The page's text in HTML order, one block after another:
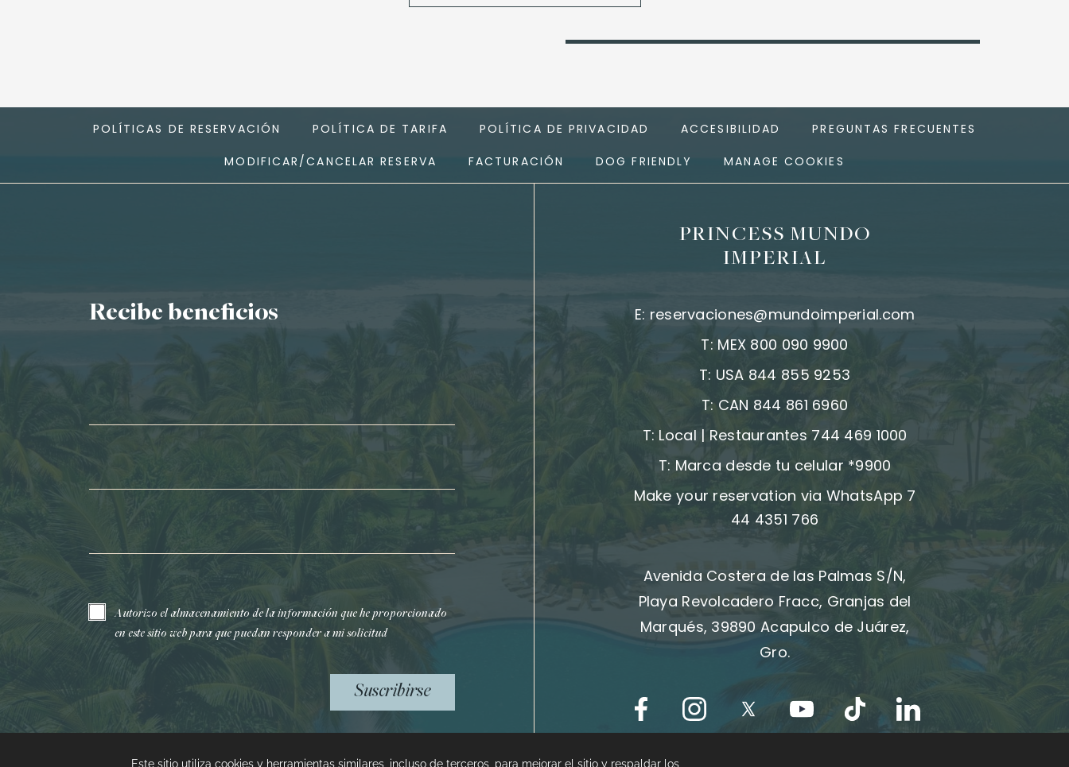
POLÍTICAS DE RESERVACIÓN POLÍTICA DE TARIFA POLÍTICA DE PRIVACIDAD ACCESIBILIDAD PREGUNTAS FRECUENTES
MODIFICAR/CANCELAR RESERVA FACTURACIÓN DOG FRIENDLY MANAGE COOKIES
Recibe beneficios
Autorizo el almacenamiento de la información que he proporcionado
en este sitio web para que puedan responder a mi solicitud
Suscribirse
PRINCESS MUNDO
IMPERIAL
E: reservaciones@mundoimperial.com
T: MEX 800 090 9900
T: USA 844 855 9253
T: CAN 844 861 6960
T: Local | Restaurantes 744 469 1000
T: Marca desde tu celular *9900
Make your reservation via WhatsApp 7
44 4351 766
Avenida Costera de las Palmas S/N,
Playa Revolcadero Fracc, Granjas del
Marqués, 39890 Acapulco de Juárez,
Gro.